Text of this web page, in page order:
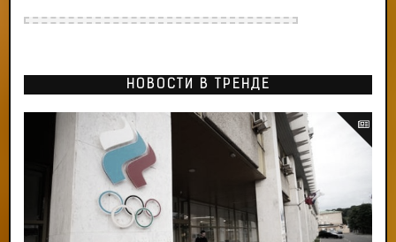
НОВОСТИ В ТРЕНДЕ